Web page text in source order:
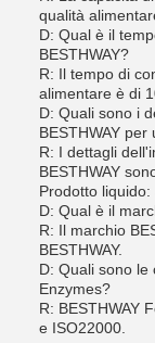
qualità
D: Qual è il
BESTHWAY?
R: Il tempo di
alimentare è di
D: Quali sono i
BESTHWAY
R: I dettagli
BESTHWAY
Prodotto liquido:
D: Qual è il
R: Il marchio
BESTHWAY.
D: Quali sono le
Enzymes?
R: BESTHWAY
e ISO22000.